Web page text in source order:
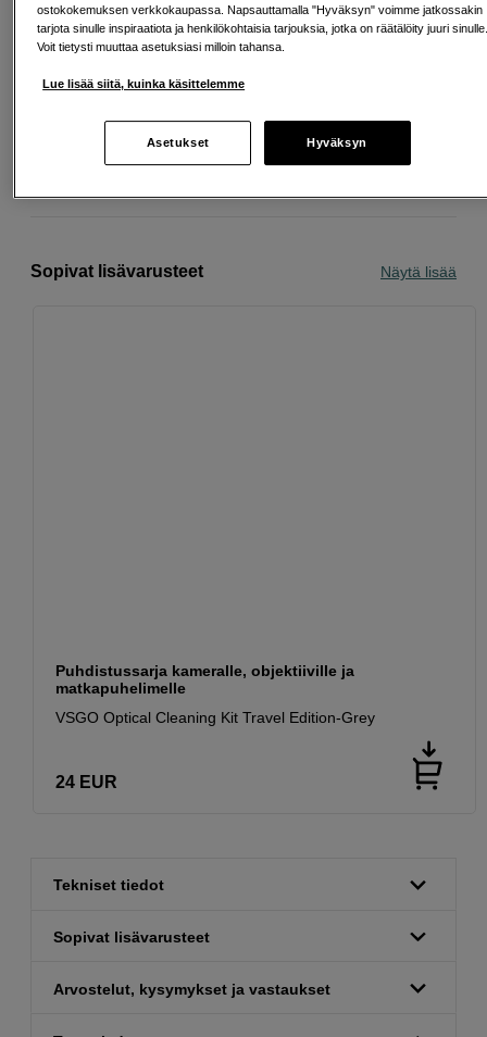
Ilmainen toimitus yli 200 EUR ostoksille
Osta nyt ja maksa myöhemmin
Henkilökohtaista palvelua
Sopivat lisävarusteet Näytä lisää
Puhdistussarja kameralle, objektiiville ja
matkapuhelimelle
VSGO Optical Cleaning Kit Travel Edition-Grey
24 EUR
Tekniset tiedot
Sopivat lisävarusteet
Arvostelut, kysymykset ja vastaukset
ostokokemuksen verkkokaupassa. Napsauttamalla "Hyväksyn" voimme jatkossakin
tarjota sinulle inspiraatiota ja henkilökohtaisia tarjouksia, jotka on räätälöity juuri
Voit tietysti muuttaa asetuksiasi milloin tahansa.
Lue lisää siitä, kuinka käsittelemme
Asetukset Hyväksyn